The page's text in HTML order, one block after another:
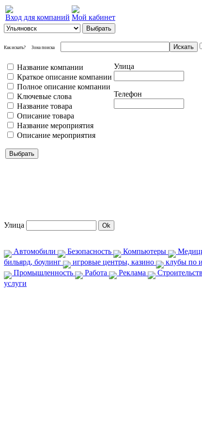
Вход для компаний Мой кабинет
Как искать? Зона поиска
Название компании
Краткое описание компании
Полное описание компании
Ключевые слова
Название товара
Описание товара
Название мероприятия
Описание мероприятия
Улица
Телефон
Улица
Автомобили Безопасность Компьютеры
бильярд, боулинг
игровые центры, казино клубы по
Промышленность
Работа Реклама
услуги